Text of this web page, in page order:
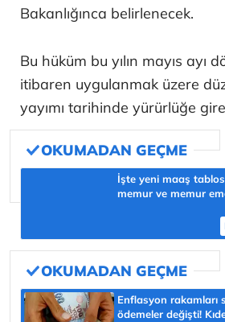
Bakanlığınca belirlenecek.
Bu hüküm bu yılın mayıs ayı
itibaren uygulanmak üzere
yayımı tarihinde yürürlüğe
İşte yeni maaş
memur ve memur
Enflasyon rakamları
ödemeler değişti!